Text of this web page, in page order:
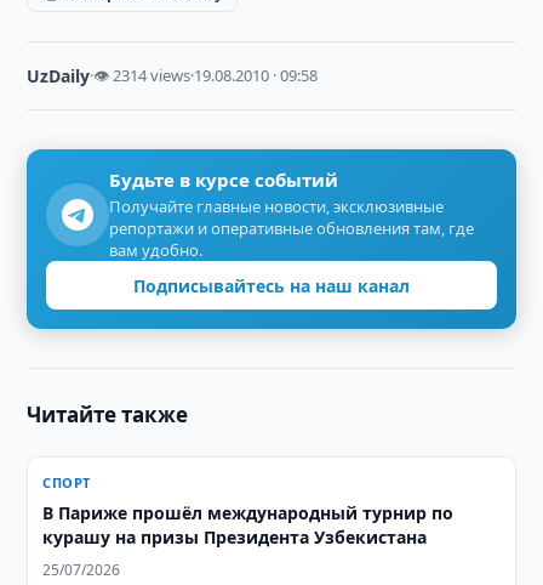
UzDaily·👁 2314 views·19.08.2010 · 09:58
Будьте в курсе событий
Получайте главные новости, эксклюзивные
репортажи и оперативные обновления там, где
вам удобно.
Подписывайтесь на наш канал
Читайте также
СПОРТ
В Париже прошёл международный турнир по
курашу на призы Президента Узбекистана
25/07/2026